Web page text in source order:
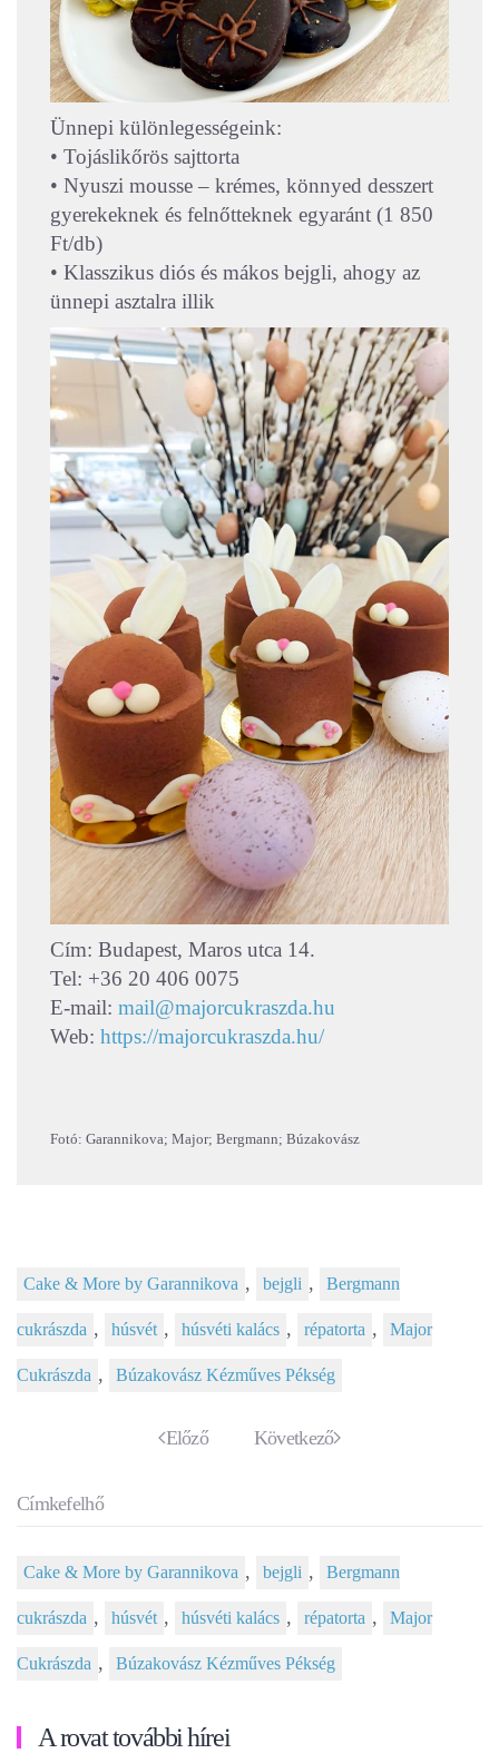
Ünnepi különlegességeink:
• Tojáslikőrös sajttorta
• Nyuszi mousse – krémes, könnyed desszert
gyerekeknek és felnőtteknek egyaránt (1 850
Ft/db)
• Klasszikus diós és mákos bejgli, ahogy az
ünnepi asztalra illik
Cím: Budapest, Maros utca 14.
Tel: +36 20 406 0075
E-mail: mail@majorcukraszda.hu
Web: https://majorcukraszda.hu/
Fotó: Garannikova; Major; Bergmann; Búzakovász
Cake & More by Garannikova , bejgli , Bergmann
cukrászda , húsvét , húsvéti kalács , répatorta , Major
Cukrászda , Búzakovász Kézműves Pékség
Előző Következő
Címkefelhő
Cake & More by Garannikova , bejgli , Bergmann
cukrászda , húsvét , húsvéti kalács , répatorta , Major
Cukrászda , Búzakovász Kézműves Pékség
A rovat további hírei